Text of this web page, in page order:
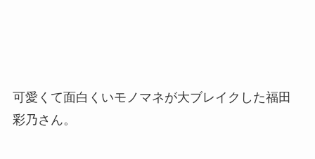
可愛くて面白くいモノマネが大ブレイクした福田
彩乃さん。